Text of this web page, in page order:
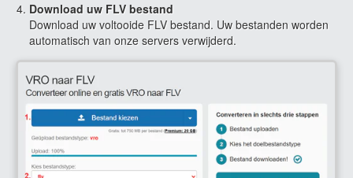
Download uw FLV bestand
Download uw voltooide FLV bestand. Uw bestanden worden
automatisch van onze servers verwijderd.